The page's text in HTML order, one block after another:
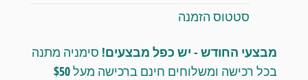
סטטוס הזמנה
מבצעי החודש - יש כפל מבצעים! סימניה מתנה
בכל רכישה ומשלוחים חינם ברכישה מעל $50